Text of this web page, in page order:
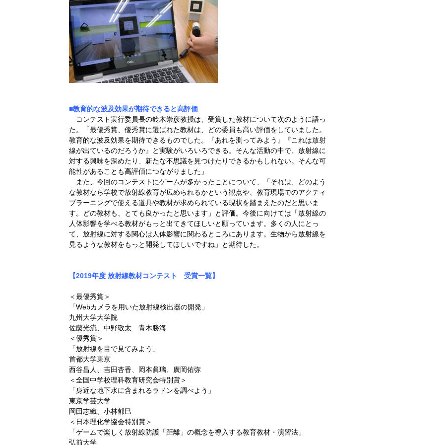
■教育的な波及効果が期待できると高評価
コンテスト実行委員長の鈴木崇彦教授は、受賞した教材について次のように語っ
た。「最優秀賞、優秀賞に選ばれた教材は、どの委員も高い評価をしていました。
教育的な波及効果を期待できるものでした。『あれを測ってみよう』『これは放射
線が出ているのだろうか』と実験がいろいろできる。そんな活動の中で、放射線に
対する興味を深めたり、新たな不思議を見つけたりできるかもしれない。そんな可
能性があることも高評価につながりました」
また、今回のコンテストにゲームが多かったことについて、「それは、どのよう
な教材なら学校で放射線教育が広められるかという観点や、教育現場でのアクティ
ブラーニングで使える道具や教材が求められている現状を踏まえたのだと思いま
す。どの教材も、とても良かったと思います」と評価。今後に向けては「放射線の
人体影響を学べる教材がもっと出てきてほしいと願っています。多くの人にとっ
て、放射線に対する関心は人体影響に関わるところにあります。生物から放射線を
見るような教材をもっと開発してほしいですね」と期待した。
【2019年度 放射線教材コンテスト 受賞一覧】
＜最優秀賞＞
「Webカメラを用いた放射線検出器の開発」
九州大学大学院
佐藤光流、中野敬太 青木勝海
＜優秀賞＞
「放射線を目で見てみよう」
首都大学東京
西谷昌人、吉田杏香、岡本眞璃、廣岡佑弥
＜全国中学校理科教育研究会特別賞＞
「身近な地下水に含まれるラドンを調べよう」
東京学芸大学
岡田志織、小林郁巳
＜日本理化学協会特別賞＞
「ゲームで楽しく放射線防護「距離」の概念を導入する教育教材・演習法」
弘前大学